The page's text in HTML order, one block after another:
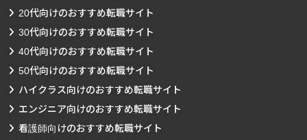
20代向けのおすすめ転職サイト
30代向けのおすすめ転職サイト
40代向けのおすすめ転職サイト
50代向けのおすすめ転職サイト
ハイクラス向けのおすすめ転職サイト
エンジニア向けのおすすめ転職サイト
看護師向けのおすすめ転職サイト